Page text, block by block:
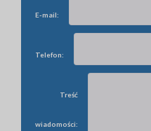
E-mail:
Telefon:
Treść
wiadomości: